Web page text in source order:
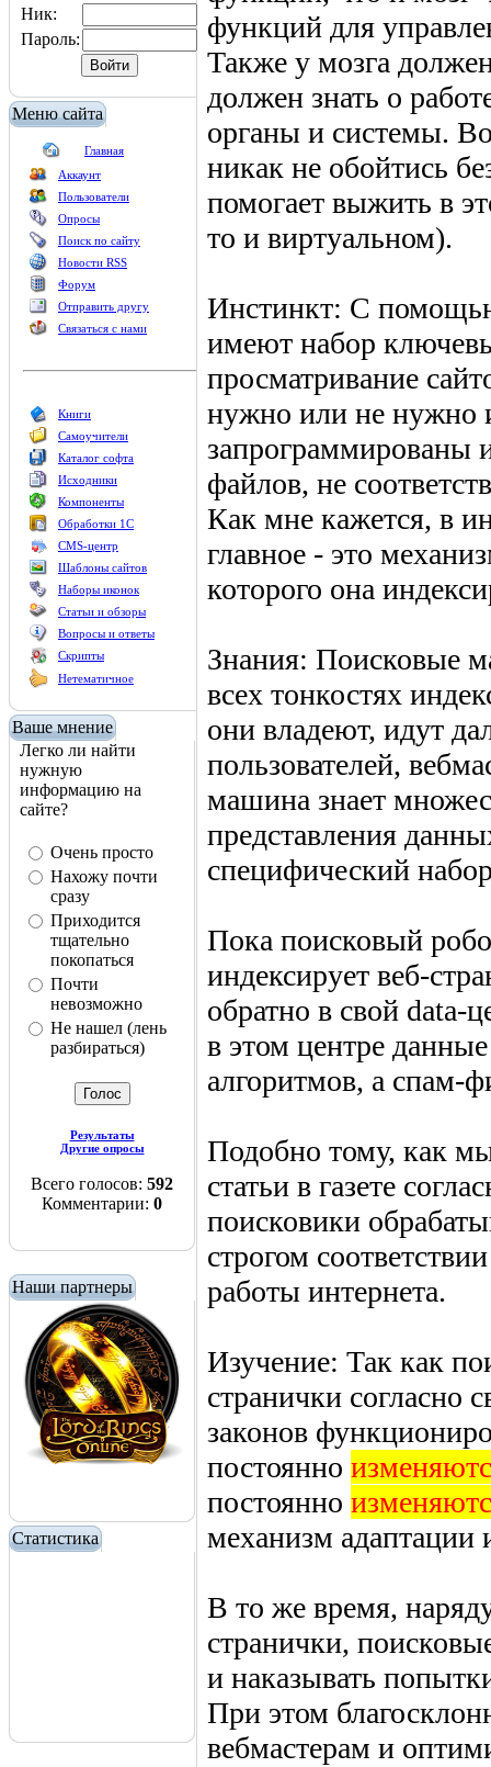
Ник:
Пароль:
Меню сайта
Главная
Аккаунт
Пользователи
Опросы
Поиск по сайту
Новости RSS
Форум
Отправить другу
Связаться с нами
Книги
Самоучители
Каталог софта
Исходники
Компоненты
Обработки 1С
CMS-центр
Шаблоны сайтов
Наборы иконок
Статьи и обзоры
Вопросы и ответы
Скрипты
Нетематичное
Ваше мнение
Легко ли найти
нужную
информацию на
сайте?
Очень просто
Нахожу почти
сразу
Приходится
тщательно
покопаться
Почти
невозможно
Не нашел (лень
разбираться)
Результаты
Другие опросы
Всего голосов: 592
Комментарии: 0
Наши партнеры
Статистика
функций для
Также у мозга
должен знать о
органы и системы.
никак не обойтись
помогает выжить в
то и виртуальном).
Инстинкт: С
имеют набор
просматривание
нужно или не нужно
запрограммированы
файлов, не
Как мне кажется, в
главное - это
которого она
Знания: Поисковые
всех тонкостях
они владеют, идут
пользователей,
машина знает
представления
специфический
Пока поисковый
индексирует веб-
обратно в свой
в этом центре
алгоритмов, а спам-
Подобно тому, как
статьи в газете
поисковики
строгом
работы интернета.
Изучение: Так как
странички
законов
постоянно
постоянно
механизм адаптации
В то же время,
странички,
и наказывать
При этом
вебмастерам и